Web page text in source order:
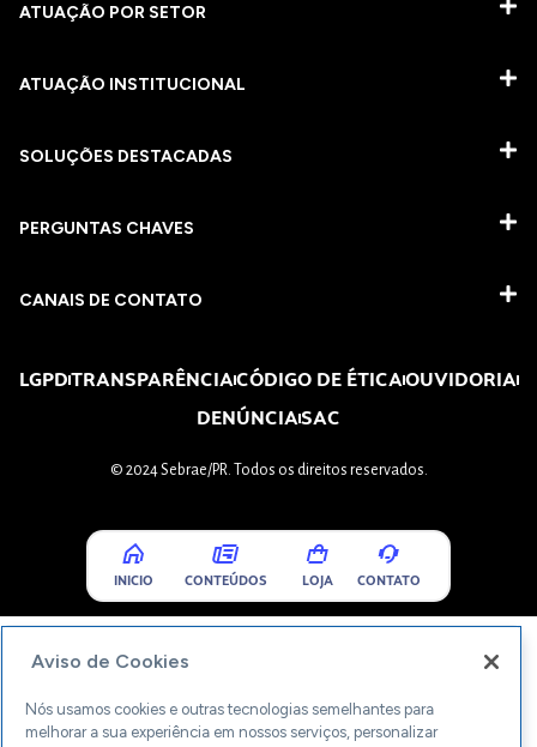
ATUAÇÃO POR SETOR
ATUAÇÃO INSTITUCIONAL
SOLUÇÕES DESTACADAS
PERGUNTAS CHAVES​
CANAIS DE CONTATO
LGPDTRANSPARÊNCIACÓDIGO DE ÉTICAOUVIDORIA
DENÚNCIASAC
© 2024 Sebrae/PR. Todos os direitos reservados.
INICIO CONTEÚDOS LOJA CONTATO
Aviso de Cookies
Nós usamos cookies e outras tecnologias semelhantes para
melhorar a sua experiência em nossos serviços, personalizar